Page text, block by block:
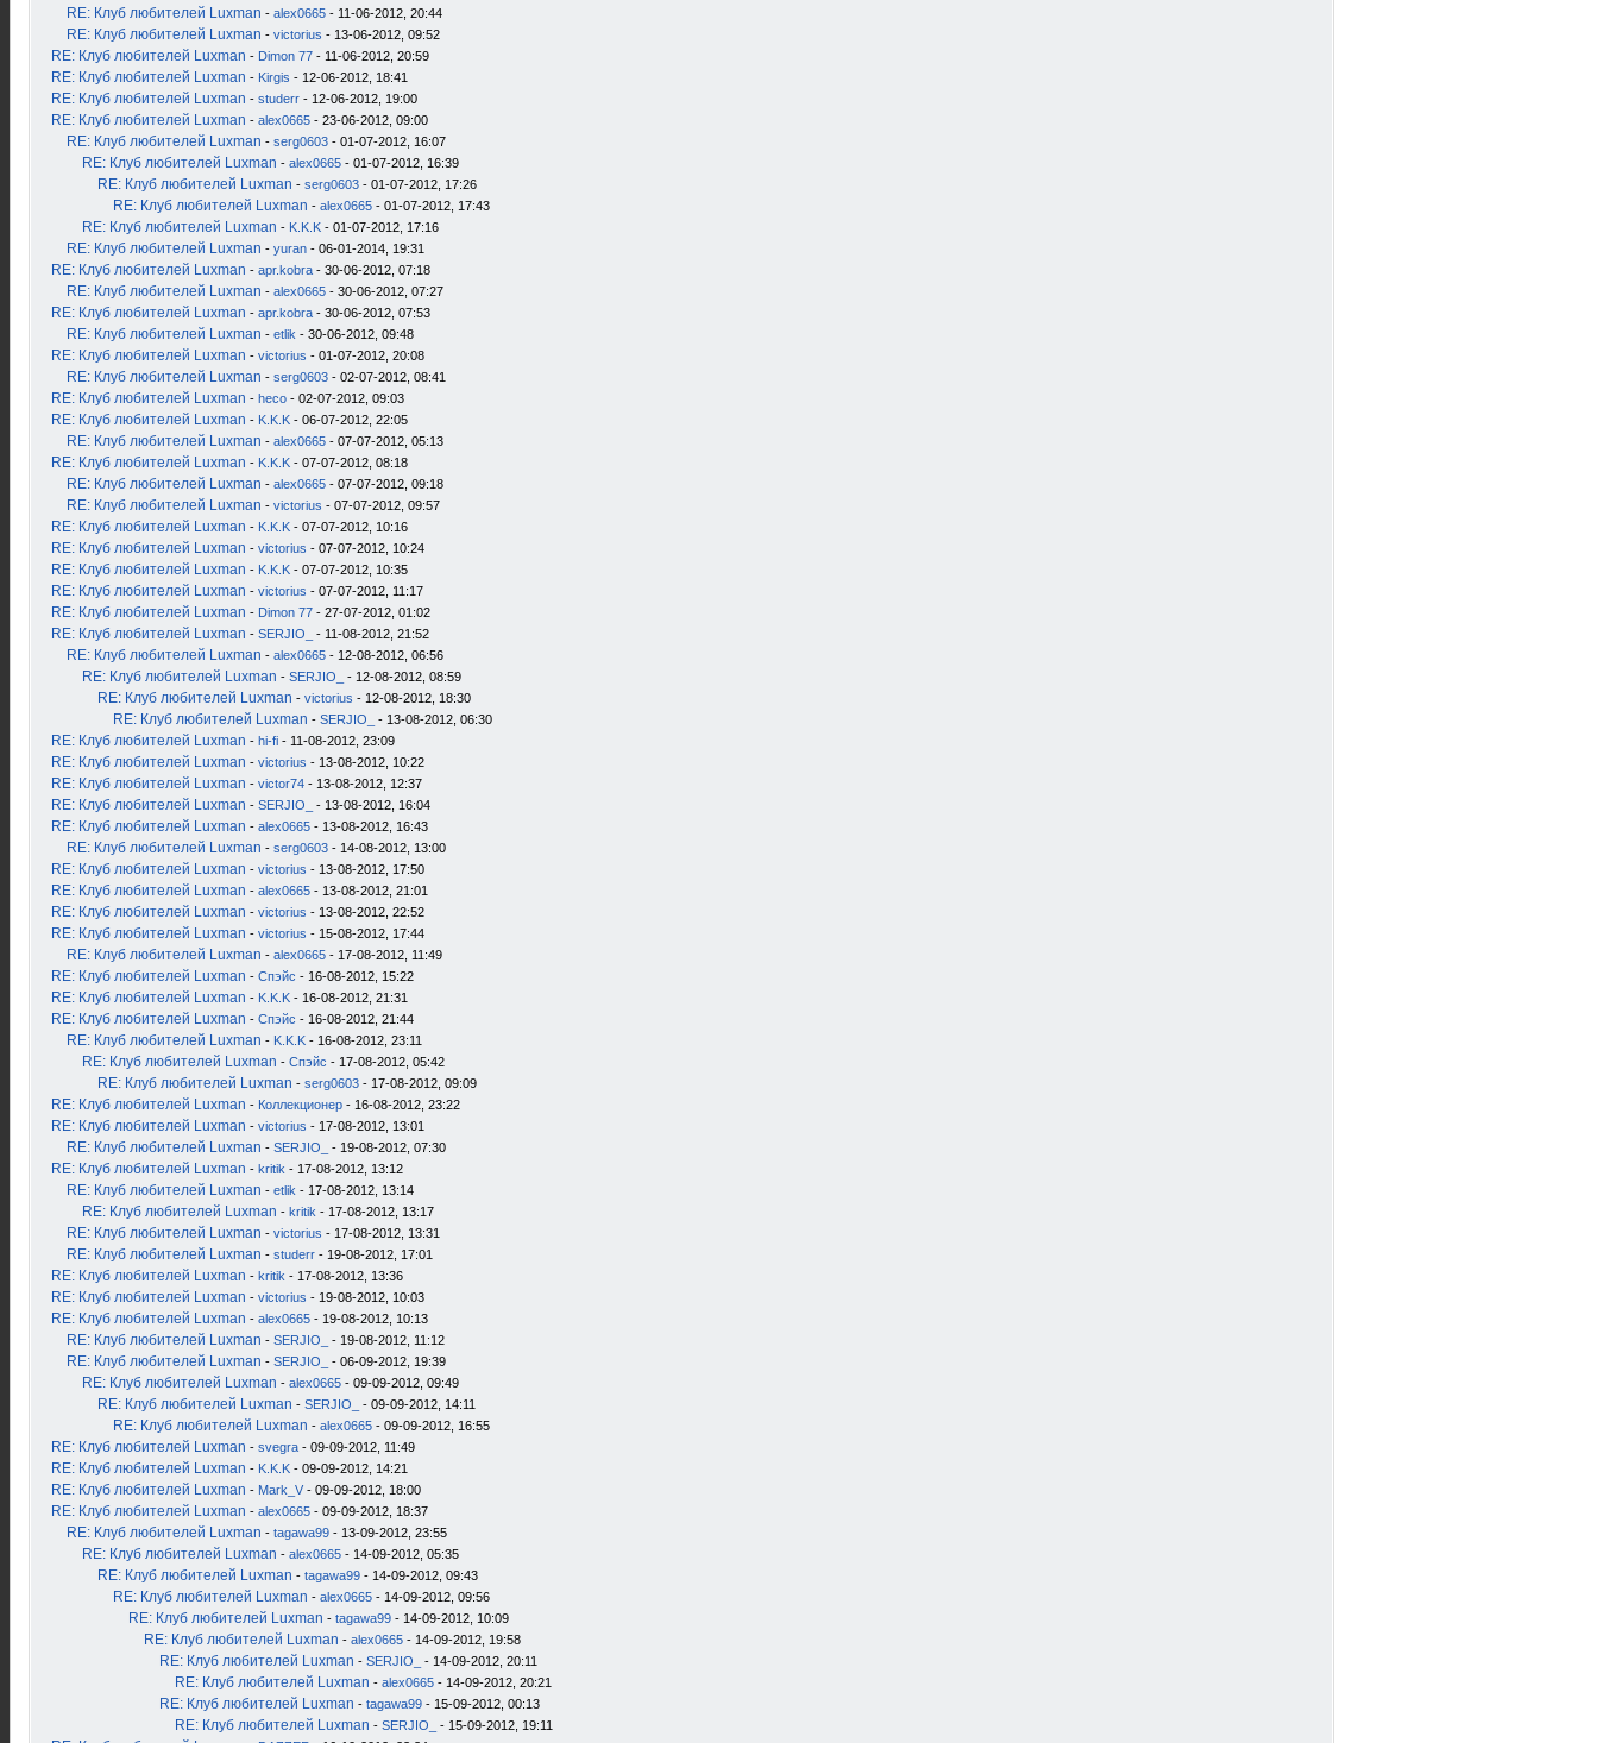
RE: Клуб любителей Luxman - alex0665 - 11-06-2012, 20:44
RE: Клуб любителей Luxman - victorius - 13-06-2012, 09:52
RE: Клуб любителей Luxman - Dimon 77 - 11-06-2012, 20:59
RE: Клуб любителей Luxman - Kirgis - 12-06-2012, 18:41
RE: Клуб любителей Luxman - studerr - 12-06-2012, 19:00
RE: Клуб любителей Luxman - alex0665 - 23-06-2012, 09:00
RE: Клуб любителей Luxman - serg0603 - 01-07-2012, 16:07
RE: Клуб любителей Luxman - alex0665 - 01-07-2012, 16:39
RE: Клуб любителей Luxman - serg0603 - 01-07-2012, 17:26
RE: Клуб любителей Luxman - alex0665 - 01-07-2012, 17:43
RE: Клуб любителей Luxman - K.K.K - 01-07-2012, 17:16
RE: Клуб любителей Luxman - yuran - 06-01-2014, 19:31
RE: Клуб любителей Luxman - apr.kobra - 30-06-2012, 07:18
RE: Клуб любителей Luxman - alex0665 - 30-06-2012, 07:27
RE: Клуб любителей Luxman - apr.kobra - 30-06-2012, 07:53
RE: Клуб любителей Luxman - etlik - 30-06-2012, 09:48
RE: Клуб любителей Luxman - victorius - 01-07-2012, 20:08
RE: Клуб любителей Luxman - serg0603 - 02-07-2012, 08:41
RE: Клуб любителей Luxman - heco - 02-07-2012, 09:03
RE: Клуб любителей Luxman - K.K.K - 06-07-2012, 22:05
RE: Клуб любителей Luxman - alex0665 - 07-07-2012, 05:13
RE: Клуб любителей Luxman - K.K.K - 07-07-2012, 08:18
RE: Клуб любителей Luxman - alex0665 - 07-07-2012, 09:18
RE: Клуб любителей Luxman - victorius - 07-07-2012, 09:57
RE: Клуб любителей Luxman - K.K.K - 07-07-2012, 10:16
RE: Клуб любителей Luxman - victorius - 07-07-2012, 10:24
RE: Клуб любителей Luxman - K.K.K - 07-07-2012, 10:35
RE: Клуб любителей Luxman - victorius - 07-07-2012, 11:17
RE: Клуб любителей Luxman - Dimon 77 - 27-07-2012, 01:02
RE: Клуб любителей Luxman - SERJIO_ - 11-08-2012, 21:52
RE: Клуб любителей Luxman - alex0665 - 12-08-2012, 06:56
RE: Клуб любителей Luxman - SERJIO_ - 12-08-2012, 08:59
RE: Клуб любителей Luxman - victorius - 12-08-2012, 18:30
RE: Клуб любителей Luxman - SERJIO_ - 13-08-2012, 06:30
RE: Клуб любителей Luxman - hi-fi - 11-08-2012, 23:09
RE: Клуб любителей Luxman - victorius - 13-08-2012, 10:22
RE: Клуб любителей Luxman - victor74 - 13-08-2012, 12:37
RE: Клуб любителей Luxman - SERJIO_ - 13-08-2012, 16:04
RE: Клуб любителей Luxman - alex0665 - 13-08-2012, 16:43
RE: Клуб любителей Luxman - serg0603 - 14-08-2012, 13:00
RE: Клуб любителей Luxman - victorius - 13-08-2012, 17:50
RE: Клуб любителей Luxman - alex0665 - 13-08-2012, 21:01
RE: Клуб любителей Luxman - victorius - 13-08-2012, 22:52
RE: Клуб любителей Luxman - victorius - 15-08-2012, 17:44
RE: Клуб любителей Luxman - alex0665 - 17-08-2012, 11:49
RE: Клуб любителей Luxman - Спэйс - 16-08-2012, 15:22
RE: Клуб любителей Luxman - K.K.K - 16-08-2012, 21:31
RE: Клуб любителей Luxman - Спэйс - 16-08-2012, 21:44
RE: Клуб любителей Luxman - K.K.K - 16-08-2012, 23:11
RE: Клуб любителей Luxman - Спэйс - 17-08-2012, 05:42
RE: Клуб любителей Luxman - serg0603 - 17-08-2012, 09:09
RE: Клуб любителей Luxman - Коллекционер - 16-08-2012, 23:22
RE: Клуб любителей Luxman - victorius - 17-08-2012, 13:01
RE: Клуб любителей Luxman - SERJIO_ - 19-08-2012, 07:30
RE: Клуб любителей Luxman - kritik - 17-08-2012, 13:12
RE: Клуб любителей Luxman - etlik - 17-08-2012, 13:14
RE: Клуб любителей Luxman - kritik - 17-08-2012, 13:17
RE: Клуб любителей Luxman - victorius - 17-08-2012, 13:31
RE: Клуб любителей Luxman - studerr - 19-08-2012, 17:01
RE: Клуб любителей Luxman - kritik - 17-08-2012, 13:36
RE: Клуб любителей Luxman - victorius - 19-08-2012, 10:03
RE: Клуб любителей Luxman - alex0665 - 19-08-2012, 10:13
RE: Клуб любителей Luxman - SERJIO_ - 19-08-2012, 11:12
RE: Клуб любителей Luxman - SERJIO_ - 06-09-2012, 19:39
RE: Клуб любителей Luxman - alex0665 - 09-09-2012, 09:49
RE: Клуб любителей Luxman - SERJIO_ - 09-09-2012, 14:11
RE: Клуб любителей Luxman - alex0665 - 09-09-2012, 16:55
RE: Клуб любителей Luxman - svegra - 09-09-2012, 11:49
RE: Клуб любителей Luxman - K.K.K - 09-09-2012, 14:21
RE: Клуб любителей Luxman - Mark_V - 09-09-2012, 18:00
RE: Клуб любителей Luxman - alex0665 - 09-09-2012, 18:37
RE: Клуб любителей Luxman - tagawa99 - 13-09-2012, 23:55
RE: Клуб любителей Luxman - alex0665 - 14-09-2012, 05:35
RE: Клуб любителей Luxman - tagawa99 - 14-09-2012, 09:43
RE: Клуб любителей Luxman - alex0665 - 14-09-2012, 09:56
RE: Клуб любителей Luxman - tagawa99 - 14-09-2012, 10:09
RE: Клуб любителей Luxman - alex0665 - 14-09-2012, 19:58
RE: Клуб любителей Luxman - SERJIO_ - 14-09-2012, 20:11
RE: Клуб любителей Luxman - alex0665 - 14-09-2012, 20:21
RE: Клуб любителей Luxman - tagawa99 - 15-09-2012, 00:13
RE: Клуб любителей Luxman - SERJIO_ - 15-09-2012, 19:11